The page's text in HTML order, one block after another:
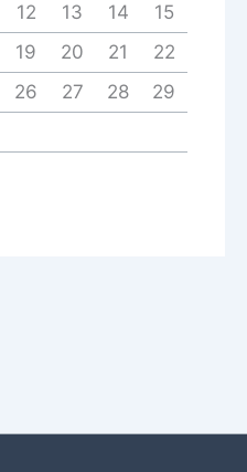
12 13 14
15
19 20 21
22
26 27 28
29